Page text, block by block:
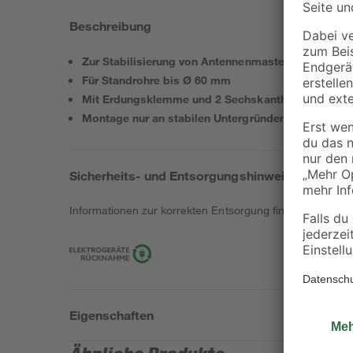
Beschreibung
Zur Stabilisierung von Antennenmasten
Für Standrohre bis Ø 60 mm
Mit Erdungsklemme und 2
Montage nur an stabilen Untergründen möglich
Sicherheits- und Entsorgungshinweise
Informationen zur korrekten Entsorgung findest du
Eigenschaften